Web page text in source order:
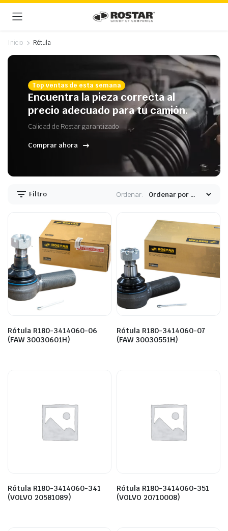
Inicio Rótula
Top ventas de esta semana
Encuentra la pieza correcta al
precio adecuado para tu camión.
Calidad de Rostar garantizado
Comprar ahora
Filtro Ordenar:
Rótula R180-3414060-06
(FAW 30030601H)
Rótula R180-3414060-07
(FAW 30030551Н)
Rótula R180-3414060-341
(VOLVO 20581089)
Rótula R180-3414060-351
(VOLVO 20710008)